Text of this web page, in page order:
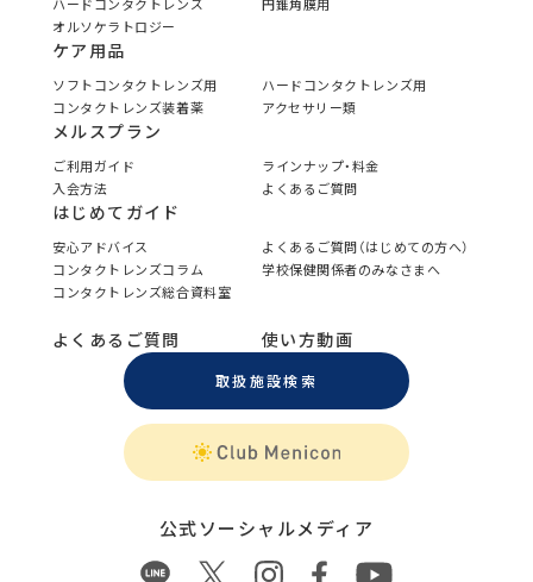
オルソケラトロジー
ケア用品
ソフトコンタクトレンズ用
ハードコンタクトレンズ用
コンタクトレンズ装着薬
アクセサリー類
メルスプラン
ご利用ガイド
ラインナップ・料金
入会方法
よくあるご質問
はじめてガイド
安心アドバイス
よくあるご質問（はじめての方へ）
コンタクトレンズコラム
学校保健関係者のみなさまへ
コンタクトレンズ総合資料室
よくあるご質問 使い方動画
取扱施設検索
公式ソーシャルメディア